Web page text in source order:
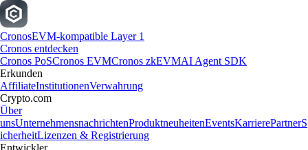
CronosEVM-kompatible Layer 1
Cronos entdecken
Cronos PoSCronos EVMCronos zkEVMAI Agent SDK
Erkunden
AffiliateInstitutionenVerwahrung
Crypto.com
Über
unsUnternehmensnachrichtenProduktneuheitenEventsKarrierePartnerS
icherheitLizenzen & Registrierung
Entwickler